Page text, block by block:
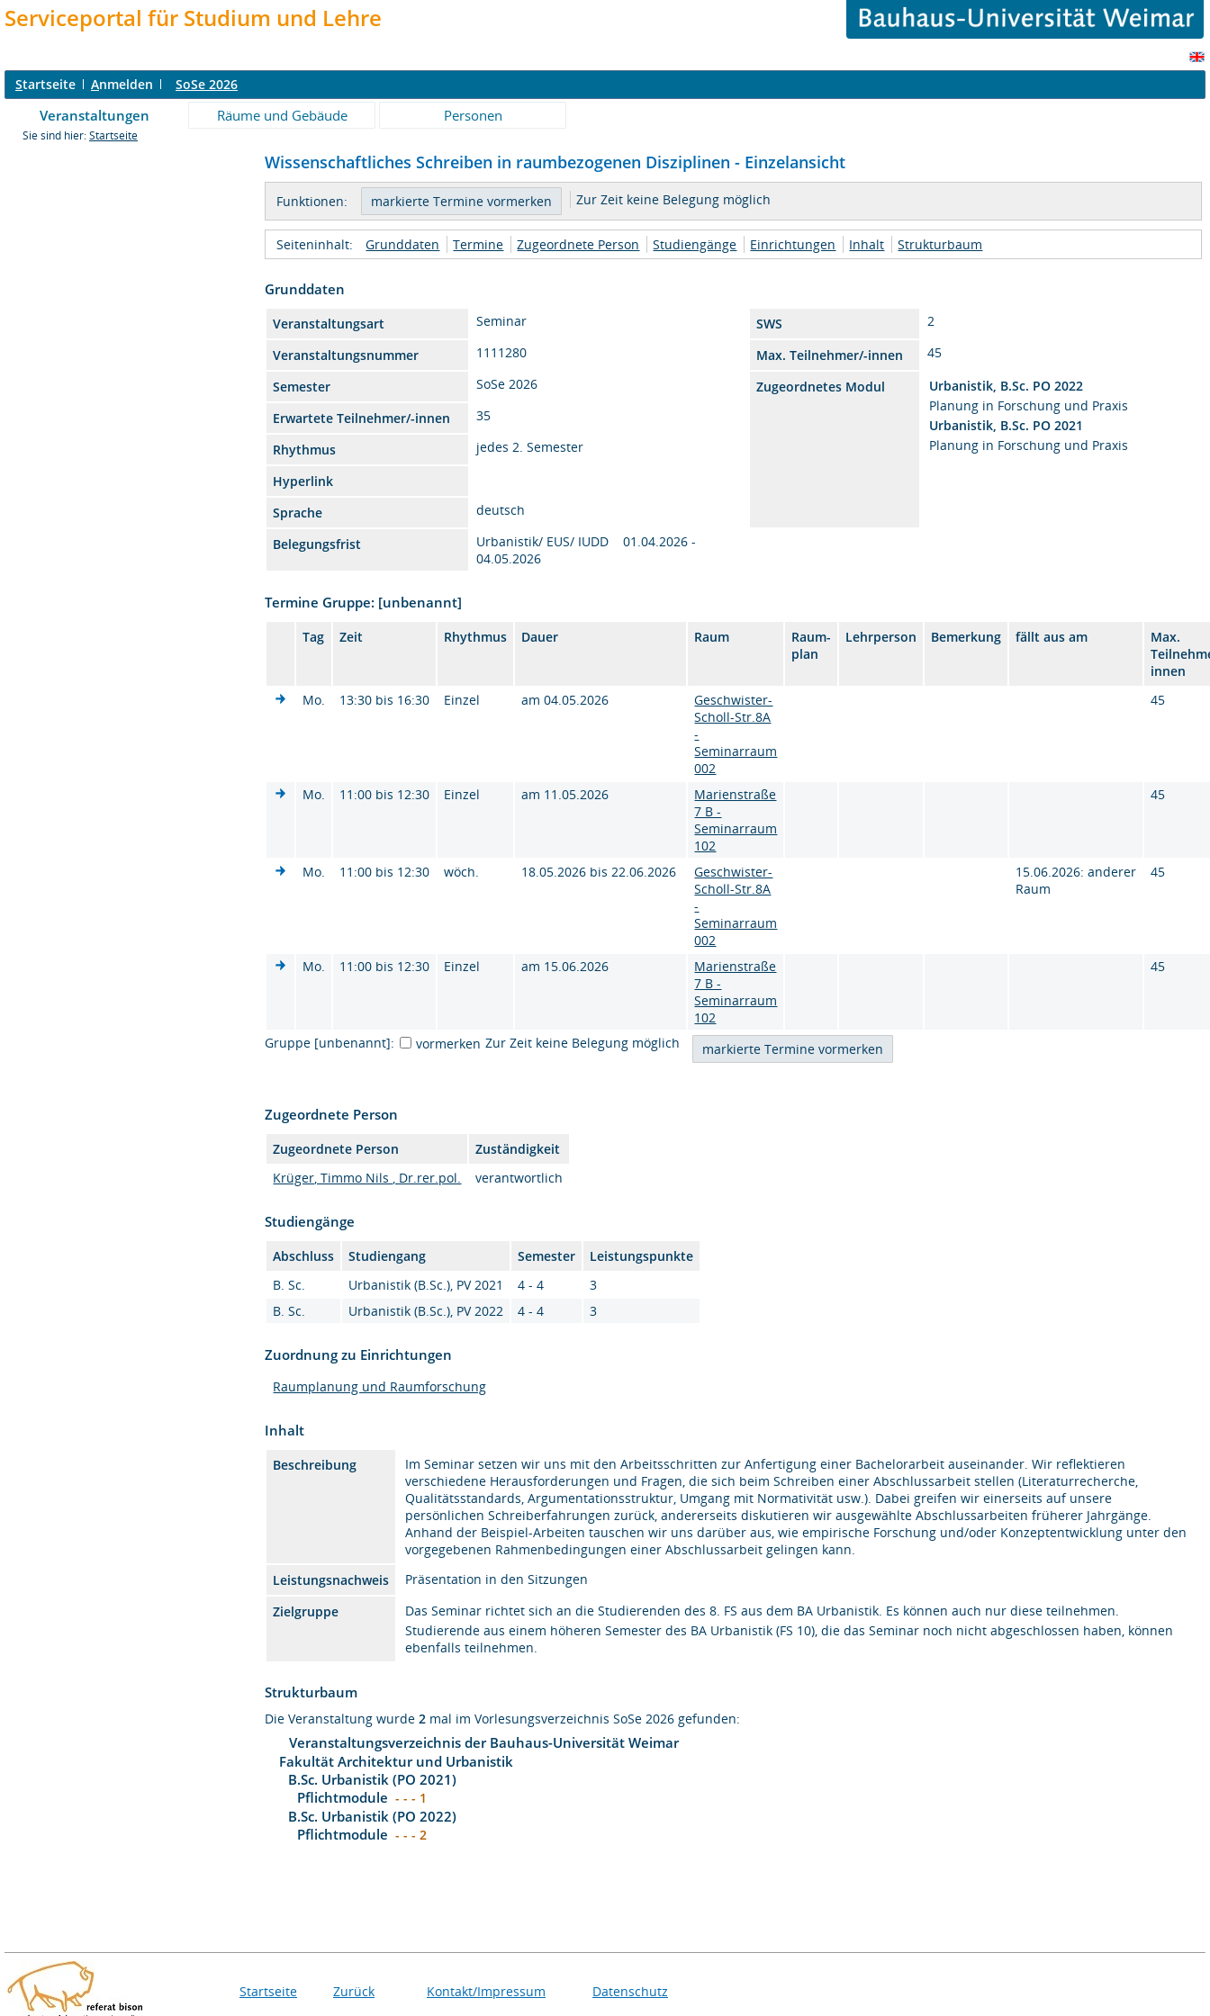
Serviceportal für Studium und Lehre
Startseite Anmelden SoSe 2026
Veranstaltungen Räume und Gebäude Personen
Sie sind hier: Startseite
Wissenschaftliches Schreiben in raumbezogenen Disziplinen - Einzelansicht
Funktionen: Zur Zeit keine Belegung möglich
Seiteninhalt: Grunddaten Termine Zugeordnete Person Studiengänge Einrichtungen Inhalt Strukturbaum
Grunddaten
Veranstaltungsart Seminar SWS
2
Veranstaltungsnummer
1111280 Max. Teilnehmer/-innen
45
Semester
SoSe 2026 Zugeordnetes Modul
Urbanistik, B.Sc. PO 2022
Planung in Forschung und Praxis
Urbanistik, B.Sc. PO 2021
Planung in Forschung und Praxis
Erwartete Teilnehmer/-innen
35
Rhythmus
jedes 2. Semester
Hyperlink
Sprache
deutsch
Belegungsfrist
Urbanistik/ EUS/ IUDD 01.04.2026 -
04.05.2026
Termine Gruppe: [unbenannt]
Tag Zeit Rhythmus Dauer Raum
Raum-
plan
Lehrperson Bemerkung fällt aus am
Max.
innen
Mo.
13:30 bis 16:30 Einzel am 04.05.2026
Geschwister-
Scholl-Str.8A
-
Seminarraum
002
45
Mo. 11:00 bis 12:30 Einzel am 11.05.2026
Marienstraße
7 B -
Seminarraum
102
45
Mo. 11:00 bis 12:30 wöch. 18.05.2026 bis 22.06.2026
Geschwister-
Scholl-Str.8A
-
Seminarraum
002
15.06.2026: anderer
Raum
45
Mo. 11:00 bis 12:30 Einzel am 15.06.2026
Marienstraße
7 B -
Seminarraum
102
45
Gruppe [unbenannt]: vormerken Zur Zeit keine Belegung möglich
Zugeordnete Person
Zugeordnete Person
Zuständigkeit
Krüger, Timmo Nils , Dr.rer.pol.
verantwortlich
Studiengänge
Abschluss Studiengang Semester
Leistungspunkte
B. Sc.
Urbanistik (B.Sc.), PV 2021 4 - 4
3
B. Sc.
Urbanistik (B.Sc.), PV 2022 4 - 4 3
Zuordnung zu Einrichtungen
Raumplanung und Raumforschung
Inhalt
Beschreibung
Im Seminar setzen wir uns mit den Arbeitsschritten zur Anfertigung einer Bachelorarbeit auseinander. Wir reflektieren
verschiedene Herausforderungen und Fragen, die sich beim Schreiben einer Abschlussarbeit stellen (Literaturrecherche,
Qualitätsstandards, Argumentationsstruktur, Umgang mit Normativität usw.). Dabei greifen wir einerseits auf unsere
persönlichen Schreiberfahrungen zurück, andererseits diskutieren wir ausgewählte Abschlussarbeiten früherer Jahrgänge.
Anhand der Beispiel-Arbeiten tauschen wir uns darüber aus, wie empirische Forschung und/oder Konzeptentwicklung unter den
vorgegebenen Rahmenbedingungen einer Abschlussarbeit gelingen kann.
Leistungsnachweis
Präsentation in den Sitzungen
Zielgruppe
Das Seminar richtet sich an die Studierenden des 8. FS aus dem BA Urbanistik. Es können auch nur diese teilnehmen.
Studierende aus einem höheren Semester des BA Urbanistik (FS 10), die das Seminar noch nicht abgeschlossen haben, können
ebenfalls teilnehmen.
Strukturbaum
Die Veranstaltung wurde2 mal im Vorlesungsverzeichnis SoSe 2026 gefunden:
Veranstaltungsverzeichnis der Bauhaus-Universität Weimar
Fakultät Architektur und Urbanistik
B.Sc. Urbanistik (PO 2021)
Pflichtmodule - - - 1
B.Sc. Urbanistik (PO 2022)
Pflichtmodule - - - 2
Startseite Zurück Kontakt/Impressum Datenschutz